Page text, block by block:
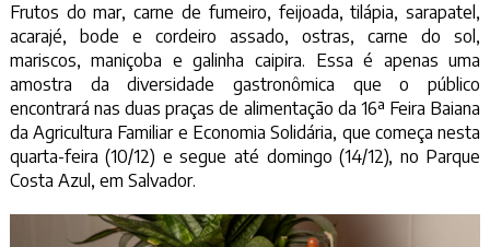
Frutos do mar, carne de fumeiro, feijoada, tilápia, sarapatel,
acarajé, bode e cordeiro assado, ostras, carne do sol,
mariscos, maniçoba e galinha caipira. Essa é apenas uma
amostra da diversidade gastronômica que o público
encontrará nas duas praças de alimentação da 16ª Feira Baiana
da Agricultura Familiar e Economia Solidária, que começa nesta
quarta-feira (10/12) e segue até domingo (14/12), no Parque
Costa Azul, em Salvador.